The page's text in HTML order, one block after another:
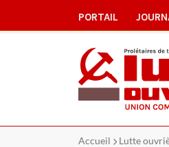
PORTAIL
Accueil Lutte